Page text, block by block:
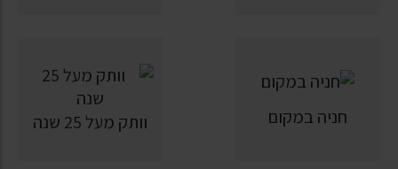
חניה במקום וותק מעל 25 שנה